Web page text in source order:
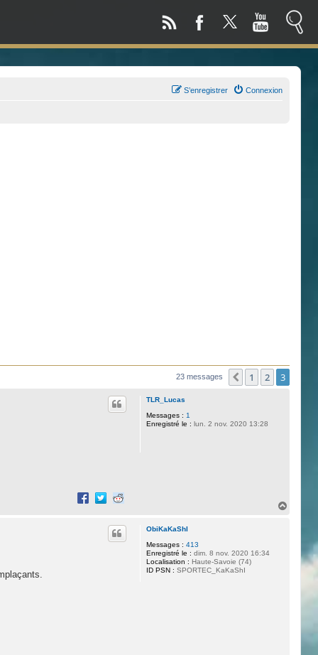
Connexion
S’enregistrer
23 messages Précédente
1 2 3
TLR_Lucas
Messages : 1
Enregistré le : lun. 2 nov. 2020 13:28
ObiKaKaShI
Messages : 413
Enregistré le : dim. 8 nov. 2020 16:34
Localisation : Haute-Savoie (74)
ID PSN : SPORTEC_KaKaShI